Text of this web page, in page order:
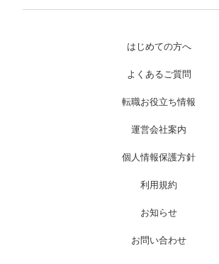
はじめての方へ
よくあるご質問
転職お役立ち情報
運営会社案内
個人情報保護方針
利用規約
お知らせ
お問い合わせ